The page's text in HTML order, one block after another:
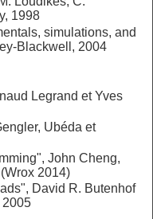
1998
simulations, and
Blackwell, 2004
Legrand et Yves
Ubéda et
John Cheng,
2014)
David R. Butenhof
2005